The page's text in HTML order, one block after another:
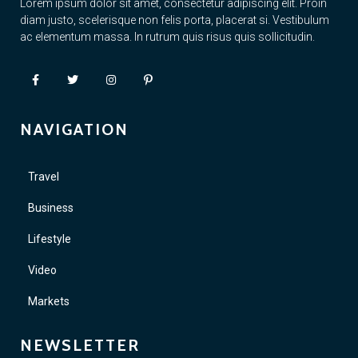
Lorem ipsum dolor sit amet, consectetur adipiscing elit. Proin
diam justo, scelerisque non felis porta, placerat si. Vestibulum
ac elementum massa. In rutrum quis risus quis sollicitudin.
NAVIGATION
Travel
Business
Lifestyle
Video
Markets
NEWSLETTER